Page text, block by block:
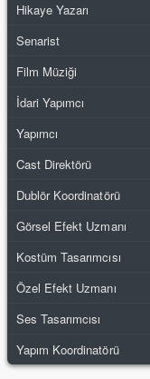
Hikaye Yazarı
Senarist
Film Müziği
İdari Yapımcı
Yapımcı
Cast Direktörü
Dublör Koordinatörü
Görsel Efekt Uzmanı
Kostüm Tasarımcısı
Özel Efekt Uzmanı
Ses Tasarımcısı
Yapım Koordinatörü